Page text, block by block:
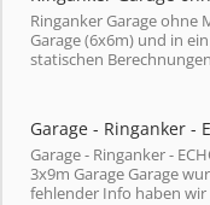
Ringanker Garage ohne
Garage (6x6m) und in
statischen
Garage - Ringanker -
Garage - Ringanker -
3x9m Garage Garage
fehlender Info haben wir